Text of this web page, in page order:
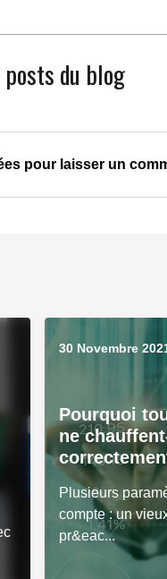
posts du blog
pour laisser un
30 Novembre
Pourquoi
ne
Plusieurs
compte : un
pr&eac...